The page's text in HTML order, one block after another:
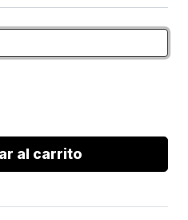
al carrito